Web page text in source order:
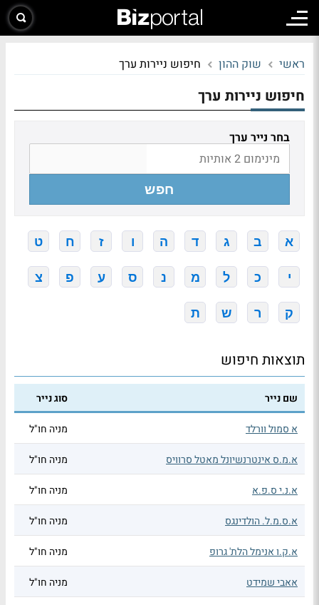
ראשי שוק ההון חיפוש ניירות ערך
חיפוש ניירות ערך
בחר נייר ערך
חפש
א ב ג ד ה ו ז ח ט
י כ ל מ נ ס ע פ צ
ק ר ש ת
תוצאות חיפוש
שם נייר סוג נייר
א סמול וורלד מניה חו"ל
א.מ.ס אינטרנשיונל מאטל סרוויס מניה חו"ל
א.נ.י ס.פ.א מניה חו"ל
א.ס.מ.ל. הולדינגס מניה חו"ל
א.ק.ו אנימל הלת' גרופ מניה חו"ל
אאבי שמידט מניה חו"ל